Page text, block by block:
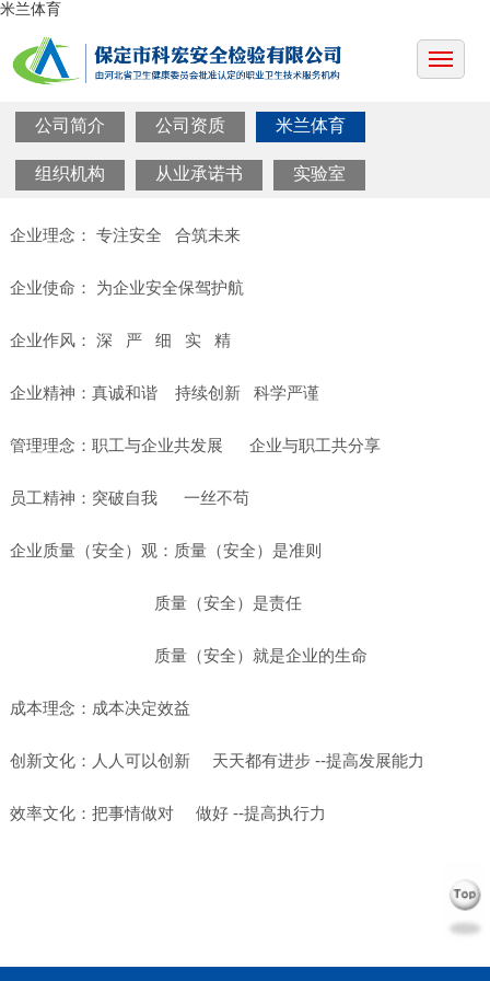
米兰体育
公司简介 公司资质 米兰体育
组织机构 从业承诺书 实验室
企业理念： 专注安全 合筑未来
企业使命： 为企业安全保驾护航
企业作风： 深 严 细 实 精
企业精神：真诚和谐 持续创新 科学严谨
管理理念：职工与企业共发展 企业与职工共分享
员工精神：突破自我 一丝不苟
企业质量（安全）观：质量（安全）是准则
质量（安全）是责任
质量（安全）就是企业的生命
成本理念：成本决定效益
创新文化：人人可以创新 天天都有进步 --提高发展能力
效率文化：把事情做对 做好 --提高执行力